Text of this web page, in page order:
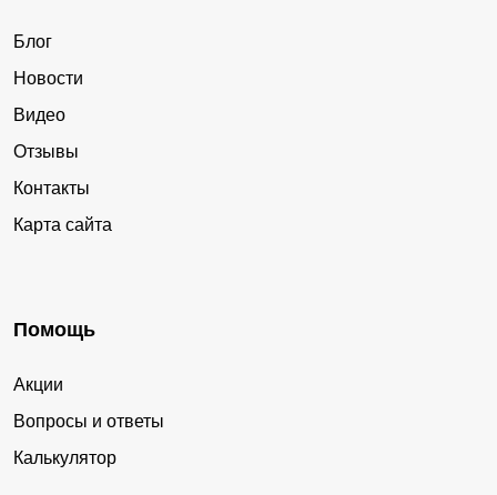
Блог
Новости
Видео
Отзывы
Контакты
Карта сайта
Помощь
Акции
Вопросы и ответы
Калькулятор